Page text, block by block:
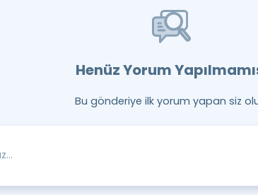
Henüz Yorum
Bu gönderiye ilk yorum yapan siz